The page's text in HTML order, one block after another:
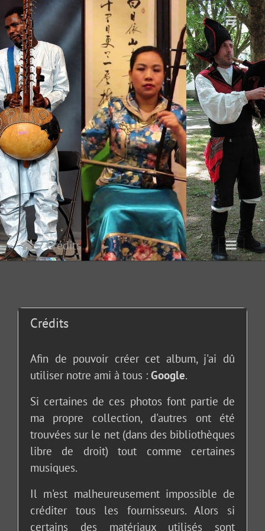
/ Crédits
Crédits
Afin de pouvoir créer cet album, j'ai dû
utiliser notre ami à tous : Google.
Si certaines de ces photos font partie de
ma propre collection, d'autres ont été
trouvées sur le net (dans des bibliothèques
libre de droit) tout comme certaines
musiques.
Il m'est malheureusement impossible de
créditer tous les fournisseurs. Alors si
certains des matériaux utilisés sont